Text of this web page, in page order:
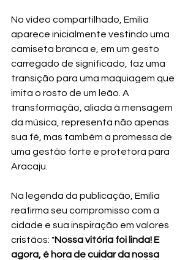
No vídeo compartilhado, Emília
aparece inicialmente vestindo uma
camiseta branca e, em um gesto
carregado de significado, faz uma
transição para uma maquiagem que
imita o rosto de um leão. A
transformação, aliada à mensagem
da música, representa não apenas
sua fé, mas também a promessa de
uma gestão forte e protetora para
Aracaju.
Na legenda da publicação, Emília
reafirma seu compromisso com a
cidade e sua inspiração em valores
cristãos: "Nossa vitória foi linda! E
agora, é hora de cuidar da nossa